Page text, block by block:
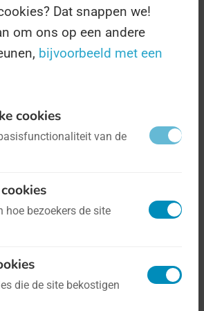
wel invullen wat we die Dag
staan we stil bij de
herdenken ook manieren
geweld in de toekomst
bijdragen. Het is vooral
ook overheden nadenken
vast te leggen.
de VN
Dat snappen we!
om ons op een andere
bijvoorbeeld met een
cookies
van de
hoe bezoekers de site
die de site bekostigen